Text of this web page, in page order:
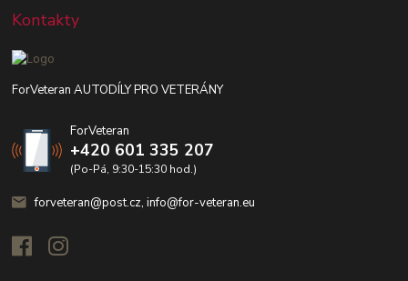
Kontakty
ForVeteran AUTODÍLY PRO VETERÁNY
ForVeteran
+420 601 335 207
(Po-Pá, 9:30-15:30 hod.)
forveteran@post.cz, info@for-veteran.eu